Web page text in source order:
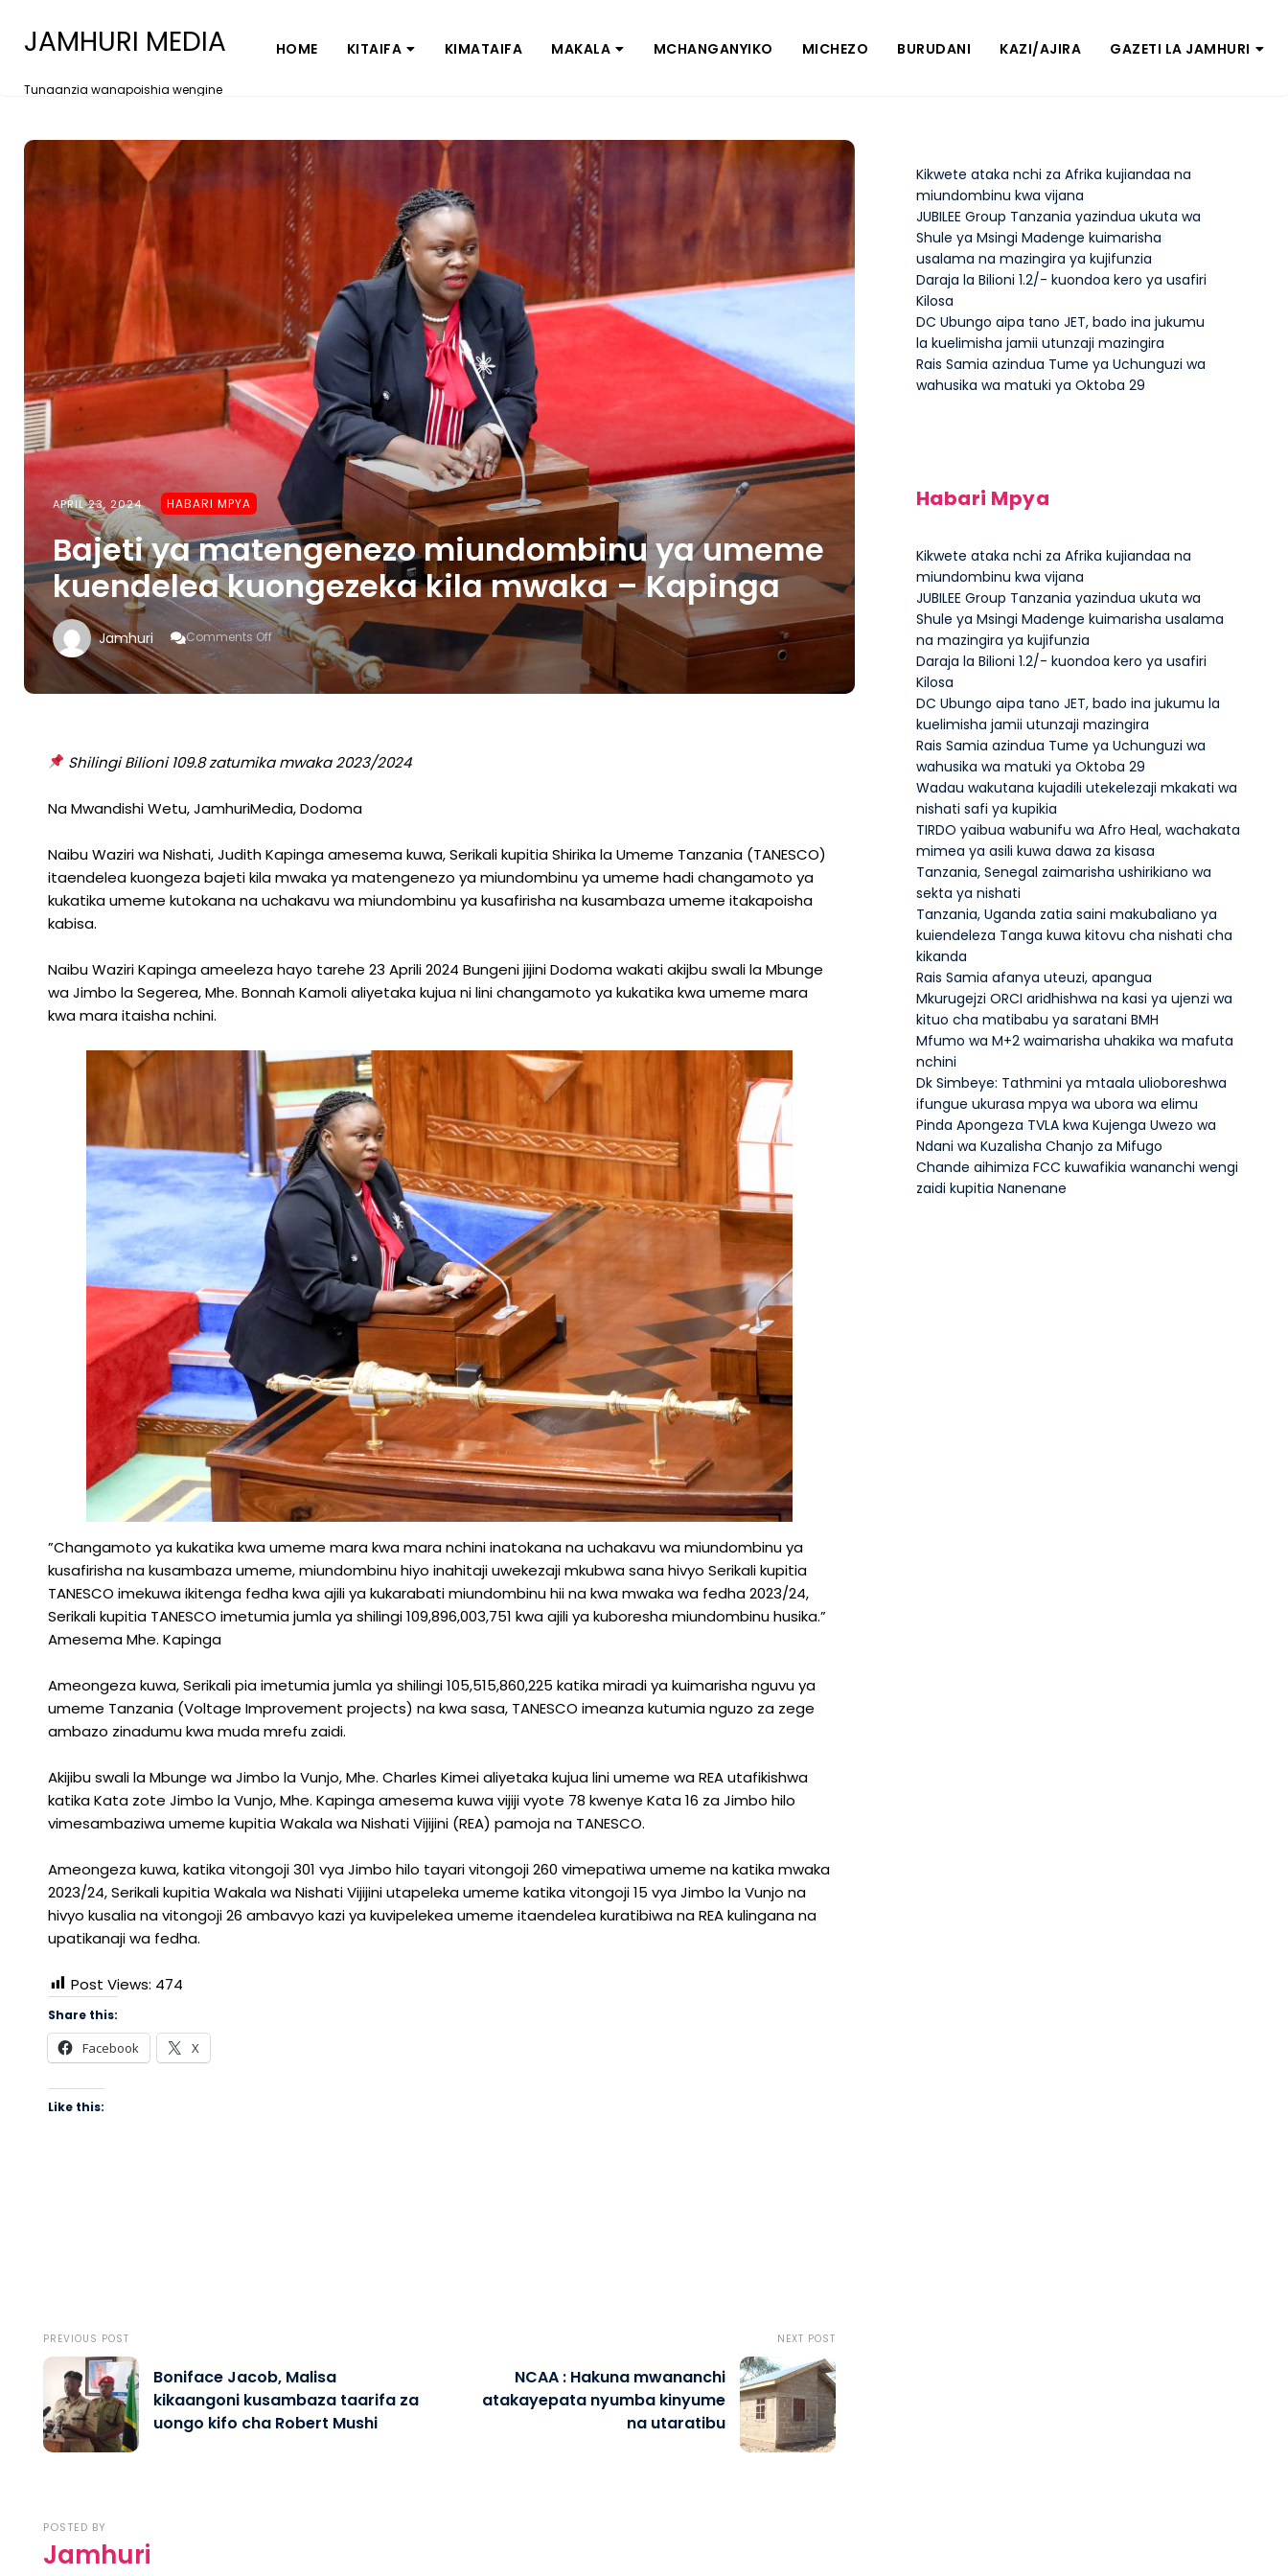
JAMHURI MEDIA
Tunaanzia wanapoishia wengine
HOME KITAIFA KIMATAIFA MAKALA MCHANGANYIKO MICHEZO BURUDANI KAZI/AJIRA GAZETI LA JAMHURI
APRIL 23, 2024 HABARI MPYA
Bajeti ya matengenezo miundombinu ya umeme
kuendelea kuongezeka kila mwaka – Kapinga
Jamhuri Comments Off
On
Bajeti
Ya
Matengenezo
Kuendelea
Kuongezeka
Mwaka
Kapinga
Shilingi Bilioni 109.8 zatumika mwaka 2023/2024
Na Mwandishi Wetu, JamhuriMedia, Dodoma
Naibu Waziri wa Nishati, Judith Kapinga amesema kuwa, Serikali kupitia Shirika la Umeme Tanzania (TANESCO)
itaendelea kuongeza bajeti kila mwaka ya matengenezo ya miundombinu ya umeme hadi changamoto ya
kukatika umeme kutokana na uchakavu wa miundombinu ya kusafirisha na kusambaza umeme itakapoisha
kabisa.
Naibu Waziri Kapinga ameeleza hayo tarehe 23 Aprili 2024 Bungeni jijini Dodoma wakati akijbu swali la Mbunge
wa Jimbo la Segerea, Mhe. Bonnah Kamoli aliyetaka kujua ni lini changamoto ya kukatika kwa umeme mara
kwa mara itaisha nchini.
”Changamoto ya kukatika kwa umeme mara kwa mara nchini inatokana na uchakavu wa miundombinu ya
kusafirisha na kusambaza umeme, miundombinu hiyo inahitaji uwekezaji mkubwa sana hivyo Serikali kupitia
TANESCO imekuwa ikitenga fedha kwa ajili ya kukarabati miundombinu hii na kwa mwaka wa fedha 2023/24,
Serikali kupitia TANESCO imetumia jumla ya shilingi 109,896,003,751 kwa ajili ya kuboresha miundombinu husika.”
Amesema Mhe. Kapinga
Ameongeza kuwa, Serikali pia imetumia jumla ya shilingi 105,515,860,225 katika miradi ya kuimarisha nguvu ya
umeme Tanzania (Voltage Improvement projects) na kwa sasa, TANESCO imeanza kutumia nguzo za zege
ambazo zinadumu kwa muda mrefu zaidi.
Akijibu swali la Mbunge wa Jimbo la Vunjo, Mhe. Charles Kimei aliyetaka kujua lini umeme wa REA utafikishwa
katika Kata zote Jimbo la Vunjo, Mhe. Kapinga amesema kuwa vijiji vyote 78 kwenye Kata 16 za Jimbo hilo
vimesambaziwa umeme kupitia Wakala wa Nishati Vijijini (REA) pamoja na TANESCO.
Ameongeza kuwa, katika vitongoji 301 vya Jimbo hilo tayari vitongoji 260 vimepatiwa umeme na katika mwaka
2023/24, Serikali kupitia Wakala wa Nishati Vijijini utapeleka umeme katika vitongoji 15 vya Jimbo la Vunjo na
hivyo kusalia na vitongoji 26 ambavyo kazi ya kuvipelekea umeme itaendelea kuratibiwa na REA kulingana na
upatikanaji wa fedha.
Post Views: 474
Share this:
Facebook X
Like this:
PREVIOUS POST
Boniface Jacob, Malisa
kikaangoni kusambaza taarifa za
uongo kifo cha Robert Mushi
NEXT POST
NCAA : Hakuna mwananchi
atakayepata nyumba kinyume
na utaratibu
POSTED BY
Jamhuri
Kikwete ataka nchi za Afrika kujiandaa na
miundombinu kwa vijana
JUBILEE Group Tanzania yazindua ukuta wa
Shule ya Msingi Madenge kuimarisha
usalama na mazingira ya kujifunzia
Daraja la Bilioni 1.2/- kuondoa kero ya usafiri
Kilosa
DC Ubungo aipa tano JET, bado ina jukumu
la kuelimisha jamii utunzaji mazingira
Rais Samia azindua Tume ya Uchunguzi wa
wahusika wa matuki ya Oktoba 29
Habari Mpya
Kikwete ataka nchi za Afrika kujiandaa na
miundombinu kwa vijana
JUBILEE Group Tanzania yazindua ukuta wa
Shule ya Msingi Madenge kuimarisha usalama
na mazingira ya kujifunzia
Daraja la Bilioni 1.2/- kuondoa kero ya usafiri
Kilosa
DC Ubungo aipa tano JET, bado ina jukumu la
kuelimisha jamii utunzaji mazingira
Rais Samia azindua Tume ya Uchunguzi wa
wahusika wa matuki ya Oktoba 29
Wadau wakutana kujadili utekelezaji mkakati wa
nishati safi ya kupikia
TIRDO yaibua wabunifu wa Afro Heal, wachakata
mimea ya asili kuwa dawa za kisasa
Tanzania, Senegal zaimarisha ushirikiano wa
sekta ya nishati
Tanzania, Uganda zatia saini makubaliano ya
kuiendeleza Tanga kuwa kitovu cha nishati cha
kikanda
Rais Samia afanya uteuzi, apangua
Mkurugejzi ORCI aridhishwa na kasi ya ujenzi wa
kituo cha matibabu ya saratani BMH
Mfumo wa M+2 waimarisha uhakika wa mafuta
nchini
Dk Simbeye: Tathmini ya mtaala ulioboreshwa
ifungue ukurasa mpya wa ubora wa elimu
Pinda Apongeza TVLA kwa Kujenga Uwezo wa
Ndani wa Kuzalisha Chanjo za Mifugo
Chande aihimiza FCC kuwafikia wananchi wengi
zaidi kupitia Nanenane